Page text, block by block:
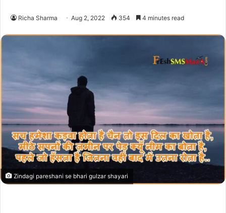
Richa Sharma Aug 2, 2022 354 4 minutes read
Zindagi pareshani se bhari gulzar shayari